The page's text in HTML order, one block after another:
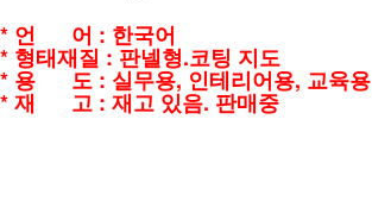
* 언 어 : 한국어
* 형태재질 : 판넬형.코팅 지도
* 용 도 : 실무용, 인테리어용, 교육용
* 재 고 : 재고 있음. 판매중